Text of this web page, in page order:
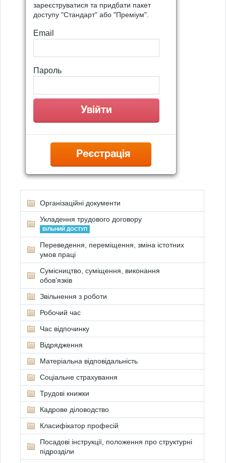
зареєструватися та придбати пакет
доступу "Стандарт" або "Преміум".
Email
Пароль
Реєстрація
Організаційні документи
Укладення трудового договору
ВІЛЬНИЙ ДОСТУП
Переведення, переміщення, зміна істотних
умов праці
Сумісництво, суміщення, виконання
обов’язків
Звільнення з роботи
Робочий час
Час відпочинку
Відрядження
Матеріальна відповідальність
Соціальне страхування
Трудові книжки
Кадрове діловодство
Класифікатор професій
Посадові інструкції, положення про структурні
підрозділи